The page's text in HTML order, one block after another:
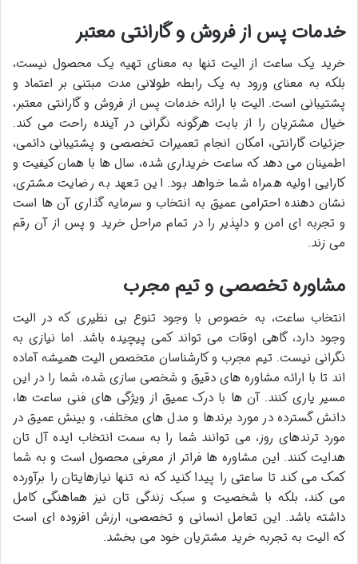
خدمات پس از فروش و گارانتی معتبر
خرید یک ساعت از الیت تنها به معنای تهیه یک محصول نیست،
بلکه به معنای ورود به یک رابطه طولانی مدت مبتنی بر اعتماد و
پشتیبانی است. الیت با ارائه خدمات پس از فروش و گارانتی معتبر،
خیال مشتریان را از بابت هرگونه نگرانی در آینده راحت می کند.
جزئیات گارانتی، امکان انجام تعمیرات تخصصی و پشتیبانی دائمی،
اطمینان می دهد که ساعت خریداری شده، سال ها با همان کیفیت و
کارایی اولیه همراه شما خواهد بود. این تعهد به رضایت مشتری،
نشان دهنده احترامی عمیق به انتخاب و سرمایه گذاری آن ها است
و تجربه ای امن و دلپذیر را در تمام مراحل خرید و پس از آن رقم
می زند.
مشاوره تخصصی و تیم مجرب
انتخاب ساعت، به خصوص با وجود تنوع بی نظیری که در الیت
وجود دارد، گاهی اوقات می تواند کمی پیچیده باشد. اما نیازی به
نگرانی نیست. تیم مجرب و کارشناسان متخصص الیت همیشه آماده
اند تا با ارائه مشاوره های دقیق و شخصی سازی شده، شما را در این
مسیر یاری کنند. آن ها با درک عمیق از ویژگی های فنی ساعت ها،
دانش گسترده در مورد برندها و مدل های مختلف، و بینش عمیق در
مورد ترندهای روز، می توانند شما را به سمت انتخاب ایده آل تان
هدایت کنند. این مشاوره ها فراتر از معرفی محصول است و به شما
کمک می کند تا ساعتی را پیدا کنید که نه تنها نیازهایتان را برآورده
می کند، بلکه با شخصیت و سبک زندگی تان نیز هماهنگی کامل
داشته باشد. این تعامل انسانی و تخصصی، ارزش افزوده ای است
که الیت به تجربه خرید مشتریان خود می بخشد.